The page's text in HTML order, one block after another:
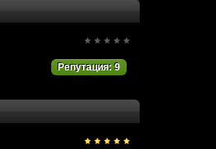
Репутация: 9